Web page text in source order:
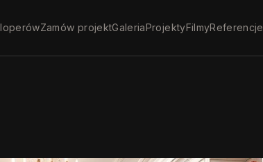
Zamów projektGaleriaProjektyFilmyReferencje